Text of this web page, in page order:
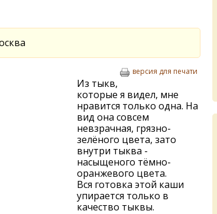
версия для печати
Из тыкв,
которые я видел, мне
нравится только одна. На
вид она совсем
невзрачная, грязно-
зелёного цвета, зато
внутри тыква -
насыщеного тёмно-
оранжевого цвета.
Вся готовка этой каши
упирается только в
качество тыквы.